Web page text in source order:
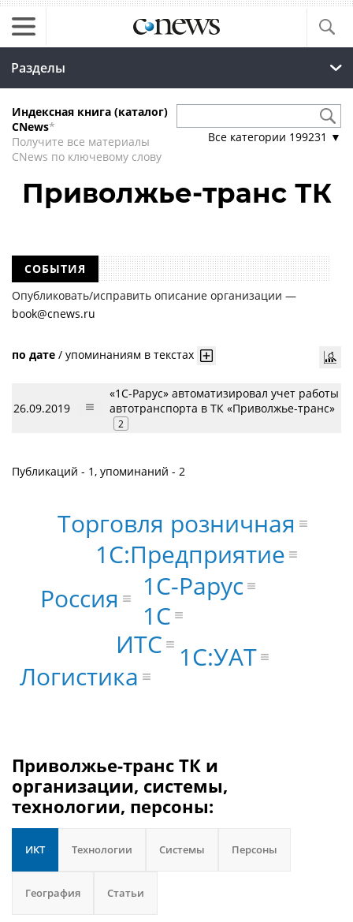
Разделы
Индексная книга (каталог)
CNews*
Получите все материалы
CNews по ключевому слову
Все категории 199231 ▼
Приволжье-транс ТК
СОБЫТИЯ
Опубликовать/исправить описание организации —
book@cnews.ru
по дате / упоминаниям в текстах
26.09.2019
«1С-Рарус» автоматизировал учет работы
автотранспорта в ТК «Приволжье-транс»
2
Публикаций - 1, упоминаний - 2
1С
1С-Рарус
ИТС
1С:УАТ
1С:Предприятие
Россия
Логистика
Торговля розничная
Приволжье-транс ТК и
организации, системы,
технологии, персоны:
ИКТ Технологии Системы Персоны
География Статьи